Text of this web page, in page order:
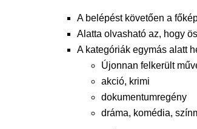
A belépést követően a
Alatta olvasható az, hogy
A kategóriák egymás alatt
Újonnan felkerült
akció, krimi
dokumentumregény
dráma, komédia,